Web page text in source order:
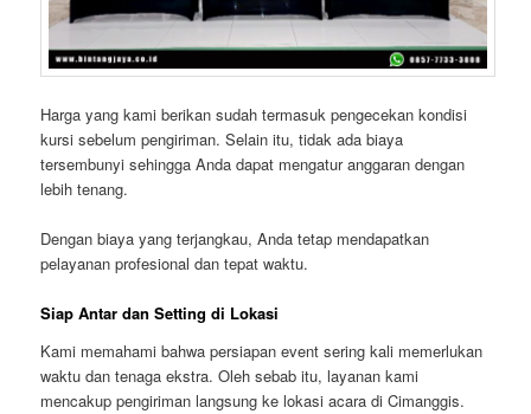
Harga yang kami berikan sudah termasuk pengecekan kondisi
kursi sebelum pengiriman. Selain itu, tidak ada biaya
tersembunyi sehingga Anda dapat mengatur anggaran dengan
lebih tenang.
Dengan biaya yang terjangkau, Anda tetap mendapatkan
pelayanan profesional dan tepat waktu.
Siap Antar dan Setting di Lokasi
Kami memahami bahwa persiapan event sering kali memerlukan
waktu dan tenaga ekstra. Oleh sebab itu, layanan kami
mencakup pengiriman langsung ke lokasi acara di Cimanggis.